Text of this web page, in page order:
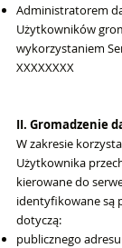
Administratorem
Użytkowników
wykorzystaniem
XXXXXXXX
II. Gromadzenie
W zakresie
Użytkownika
kierowane do
identyfikowane są
dotyczą:
publicznego